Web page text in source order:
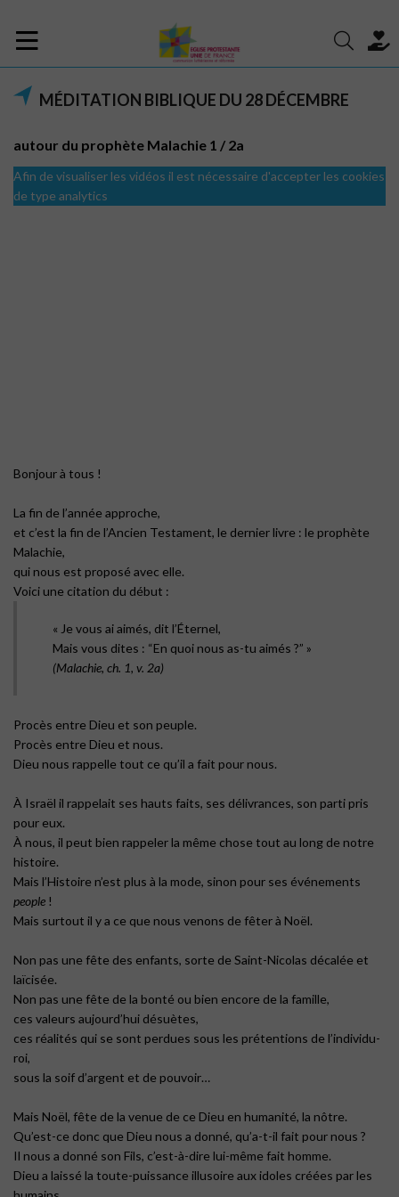
MÉDITATION BIBLIQUE DU 28 DÉCEMBRE
autour du prophète Malachie 1 / 2a
Afin de visualiser les vidéos il est nécessaire d'accepter les cookies
de type analytics
Bonjour à tous !
La fin de l’année approche,
et c’est la fin de l’Ancien Testament, le dernier livre : le prophète
Malachie,
qui nous est proposé avec elle.
Voici une citation du début :
« Je vous ai aimés, dit l’Éternel,
Mais vous dites : “En quoi nous as-tu aimés ?” »
(Malachie, ch. 1, v. 2a)
Procès entre Dieu et son peuple.
Procès entre Dieu et nous.
Dieu nous rappelle tout ce qu’il a fait pour nous.
À Israël il rappelait ses hauts faits, ses délivrances, son parti pris
pour eux.
À nous, il peut bien rappeler la même chose tout au long de notre
histoire.
Mais l’Histoire n’est plus à la mode, sinon pour ses événements
people !
Mais surtout il y a ce que nous venons de fêter à Noël.
Non pas une fête des enfants, sorte de Saint-Nicolas décalée et
laïcisée.
Non pas une fête de la bonté ou bien encore de la famille,
ces valeurs aujourd’hui désuètes,
ces réalités qui se sont perdues sous les prétentions de l’individu-
roi,
sous la soif d’argent et de pouvoir…
Mais Noël, fête de la venue de ce Dieu en humanité, la nôtre.
Qu’est-ce donc que Dieu nous a donné, qu’a-t-il fait pour nous ?
Il nous a donné son Fils, c’est-à-dire lui-même fait homme.
Dieu a laissé la toute-puissance illusoire aux idoles créées par les